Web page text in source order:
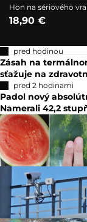
Hon na sériového
18,90 €
pred hodinou
Zásah na
sťažuje na
pred 2 hodinami
Padol nový
Namerali 42,2